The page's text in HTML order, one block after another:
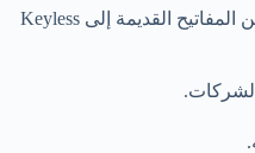
أقفال السيارات بكل أنواعها، من المفاتيح القديمة إلى Keyless